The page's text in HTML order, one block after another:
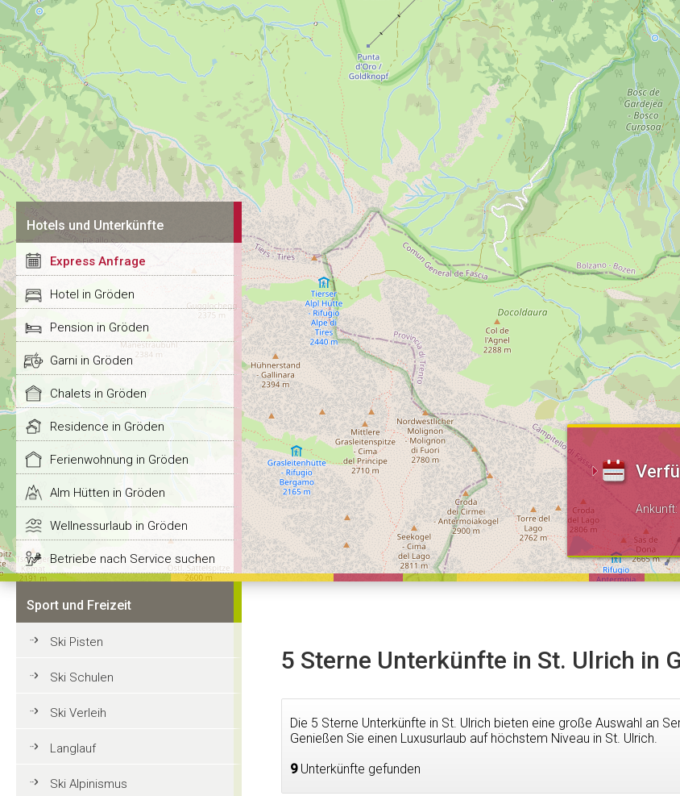
Hotels und Unterkünfte
Express Anfrage
Hotel in Gröden
Pension in Gröden
Garni in Gröden
Chalets in Gröden
Residence in Gröden
Ferienwohnung in Gröden
Alm Hütten in Gröden
Wellnessurlaub in Gröden
Betriebe nach Service suchen
Sport und Freizeit
Ski Pisten
Ski Schulen
Ski Verleih
Langlauf
Ski Alpinismus
Ankunft:
5 Sterne Unterkünfte in St. Ulrich in
Die 5 Sterne Unterkünfte in St. Ulrich bieten eine große Auswahl an
Genießen Sie einen Luxusurlaub auf höchstem Niveau in St. Ulrich.
9Unterkünfte gefunden